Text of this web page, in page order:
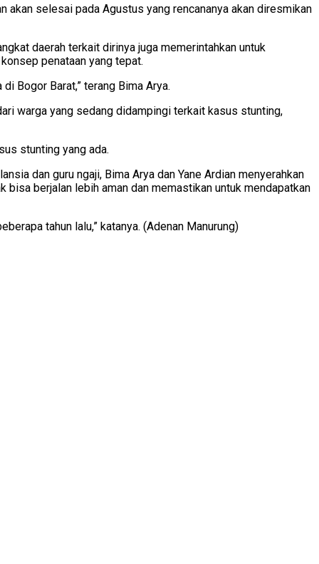
akan selesai pada Agustus yang rencananya akan diresmikan
daerah terkait dirinya juga memerintahkan untuk
penataan yang tepat.
Bogor Barat,” terang Bima Arya.
warga yang sedang didampingi terkait kasus stunting,
stunting yang ada.
dan guru ngaji, Bima Arya dan Yane Ardian menyerahkan
bisa berjalan lebih aman dan memastikan untuk mendapatkan
tahun lalu,” katanya. (Adenan Manurung)